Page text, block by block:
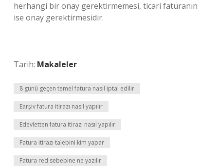
herhangi bir onay gerektirmemesi, ticari faturanın
ise onay gerektirmesidir.
Tarih: Makaleler
8 günü geçen temel fatura nasıl iptal edilir
Earşiv fatura itirazı nasıl yapılır
Edevletten fatura itirazı nasıl yapılır
Fatura itirazı talebini kim yapar
Fatura red sebebine ne yazılır